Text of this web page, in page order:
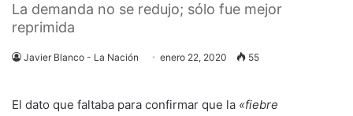
La demanda no se redujo; sólo fue mejor
reprimida
Javier Blanco - La Nación enero 22, 2020 55
El dato que faltaba para confirmar que la «fiebre